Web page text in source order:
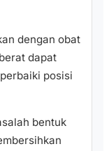
dengan obat
dapat
posisi
bentuk